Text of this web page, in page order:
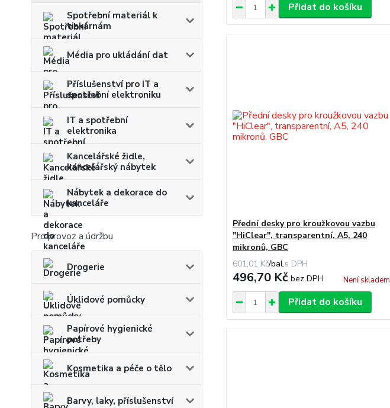
Spotřební materiál k
tiskárnám
Média pro ukládání dat
Příslušenství pro IT a
spotřební elektroniku
IT a spotřební
elektronika
Kancelářské židle,
kancelářský nábytek
Nábytek a dekorace do
kanceláře
Pro provoz a údržbu
Drogerie
Úklidové pomůcky
Papírové hygienické
potřeby
Kosmetika a péče o tělo
Barvy, laky, příslušenství
Přidat do košíku
Přední desky pro kroužkovou vazbu
"HiClear", transparentní, A5, 240
mikronů, GBC
601,01 Kč/bal.
496,70 Kč bez DPH Není skladem
Přidat do košíku